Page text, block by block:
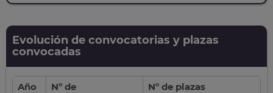
Evolución de convocatorias y plazas
convocadas
Año
Nº de
Nº de plazas